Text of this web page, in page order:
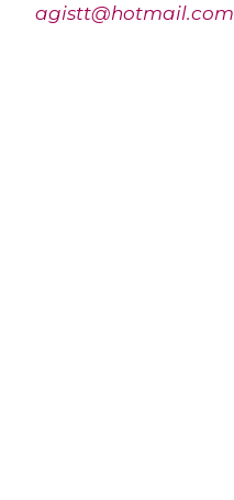
agistt@hotmail.com